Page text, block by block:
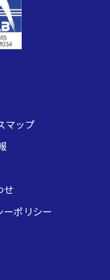
マップ
せ
ーポリシー